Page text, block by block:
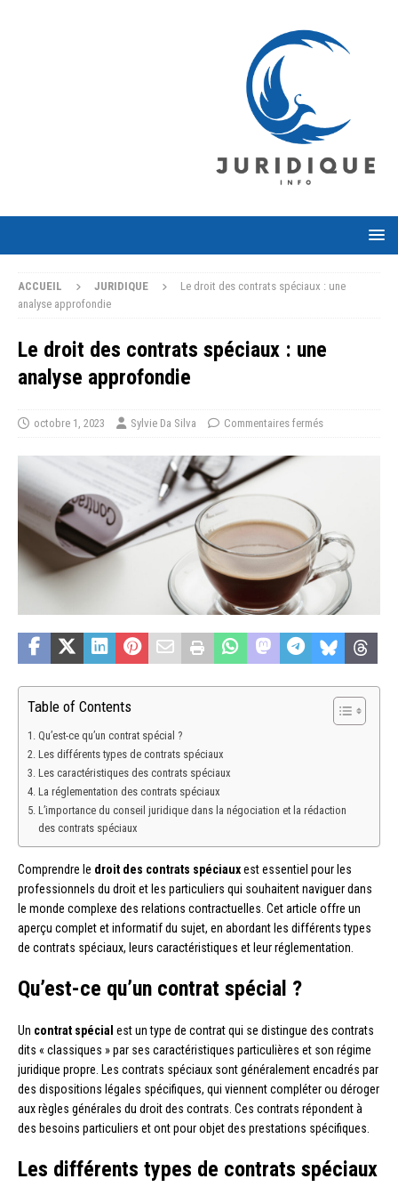
ACCUEIL JURIDIQUE
Le droit des contrats spéciaux : une
analyse approfondie
Le droit des contrats spéciaux : une
analyse approfondie
octobre 1, 2023 Sylvie Da Silva Commentaires fermés
Table of Contents
Qu’est-ce qu’un contrat spécial ?
Les différents types de contrats spéciaux
Les caractéristiques des contrats spéciaux
La réglementation des contrats spéciaux
L’importance du conseil juridique dans la négociation et la rédaction
des contrats spéciaux
Comprendre le droit des contrats spéciauxest essentiel pour les
professionnels du droit et les particuliers qui souhaitent naviguer dans
le monde complexe des relations contractuelles. Cet article offre un
aperçu complet et informatif du sujet, en abordant les différents types
de contrats spéciaux, leurs caractéristiques et leur réglementation.
Qu’est-ce qu’un contrat spécial ?
Un contrat spécial est un type de contrat qui se distingue des contrats
dits « classiques » par ses caractéristiques particulières et son régime
juridique propre. Les contrats spéciaux sont généralement encadrés par
des dispositions légales spécifiques, qui viennent compléter ou déroger
aux règles générales du droit des contrats. Ces contrats répondent à
des besoins particuliers et ont pour objet des prestations spécifiques.
Les différents types de contrats spéciaux